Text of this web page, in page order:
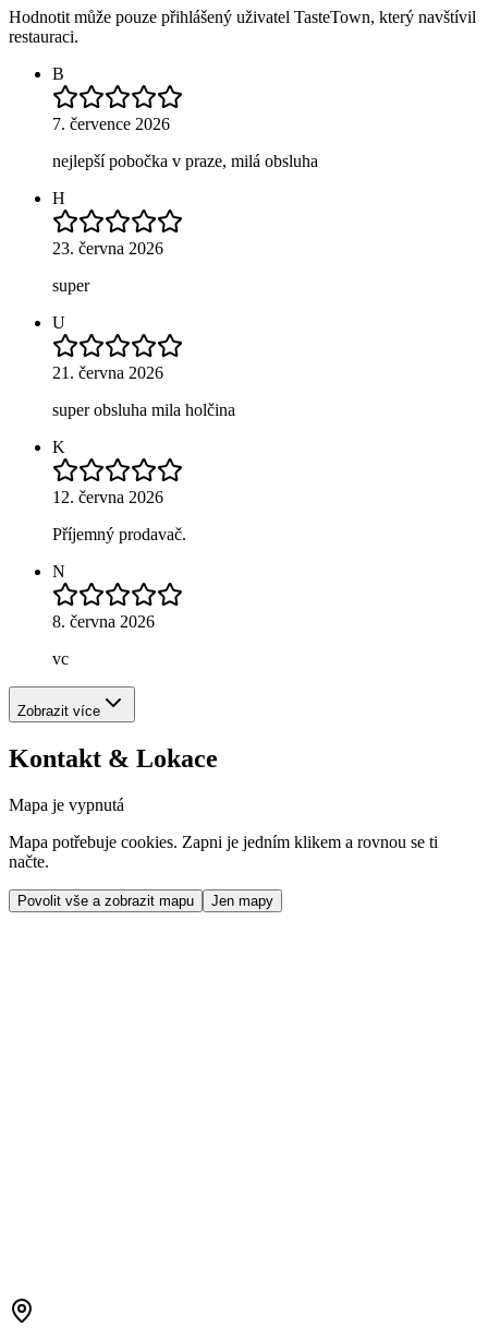
Hodnotit může pouze přihlášený uživatel TasteTown, který navštívil
restauraci.
B
7. července 2026
nejlepší pobočka v praze, milá obsluha
H
23. června 2026
super
U
21. června 2026
super obsluha mila holčina
K
12. června 2026
Příjemný prodavač.
N
8. června 2026
vc
Zobrazit více
Kontakt & Lokace
Mapa je vypnutá
Mapa potřebuje cookies. Zapni je jedním klikem a rovnou se ti
načte.
Povolit vše a zobrazit mapu Jen mapy